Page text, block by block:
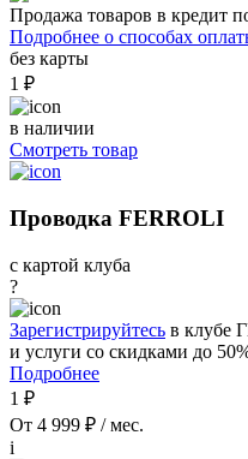
Продажа товаров в кредит
Подробнее о способах
без карты
1 ₽
в наличии
Смотреть товар
Проводка FERROLI
с картой клуба
?
Зарегистрируйтесь в клубе
и услуги со скидками до
Подробнее
1 ₽
От 4 999 ₽ / мес.
i